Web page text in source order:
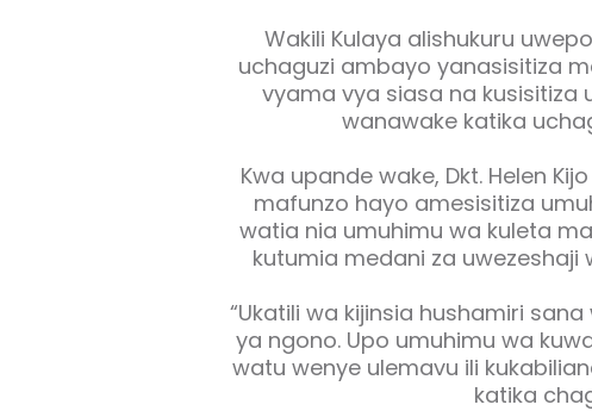
Wakili Kulaya alishukuru
uchaguzi ambayo yanasisitiza
vyama vya siasa na kusisitiza
wanawake katika
Kwa upande wake, Dkt. Helen
mafunzo hayo amesisitiza
watia nia umuhimu wa kuleta
kutumia medani za
“Ukatili wa kijinsia hushamiri
ya ngono. Upo umuhimu wa
watu wenye ulemavu ili
katika